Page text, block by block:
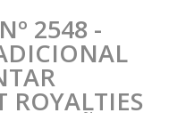
2548 -
ROYALTIES